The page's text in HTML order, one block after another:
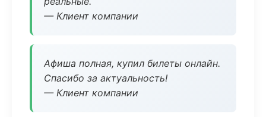
— Клиент компании
Афиша полная, купил билеты онлайн.
Спасибо за актуальность!
— Клиент компании